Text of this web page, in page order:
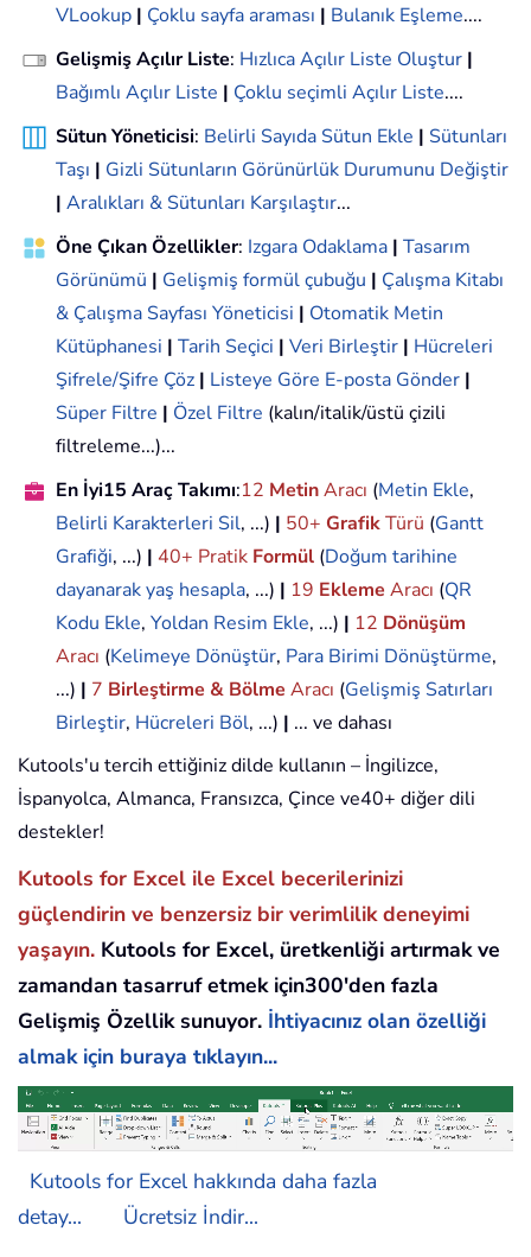
VLookup | Çoklu sayfa araması | Bulanık Eşleme....
Gelişmiş Açılır Liste: Hızlıca Açılır Liste Oluştur |
Bağımlı Açılır Liste | Çoklu seçimli Açılır Liste....
Sütun Yöneticisi: Belirli Sayıda Sütun Ekle | Sütunları
Taşı | Gizli Sütunların Görünürlük Durumunu Değiştir
| Aralıkları & Sütunları Karşılaştır...
Öne Çıkan Özellikler: Izgara Odaklama | Tasarım
Görünümü | Gelişmiş formül çubuğu | Çalışma Kitabı
& Çalışma Sayfası Yöneticisi | Otomatik Metin
Kütüphanesi | Tarih Seçici | Veri Birleştir | Hücreleri
Şifrele/Şifre Çöz | Listeye Göre E-posta Gönder |
Süper Filtre | Özel Filtre (kalın/italik/üstü çizili
filtreleme...)...
En İyi15 Araç Takımı:12 MetinAracı (Metin Ekle,
Belirli Karakterleri Sil, ...) | 50+ GrafikTürü (Gantt
Grafiği, ...) | 40+ Pratik Formül (Doğum tarihine
dayanarak yaş hesapla, ...) | 19 Ekleme Aracı (QR
Kodu Ekle, Yoldan Resim Ekle, ...) | 12 Dönüşüm
Aracı (Kelimeye Dönüştür, Para Birimi Dönüştürme,
...) | 7 Birleştirme & Bölme Aracı (Gelişmiş Satırları
Birleştir, Hücreleri Böl, ...) | ... ve dahası
Kutools'u tercih ettiğiniz dilde kullanın – İngilizce,
İspanyolca, Almanca, Fransızca, Çince ve40+ diğer dili
destekler!
Kutools for Excel ile Excel becerilerinizi
güçlendirin ve benzersiz bir verimlilik deneyimi
yaşayın. Kutools for Excel, üretkenliği artırmak ve
zamandan tasarruf etmek için300'den fazla
Gelişmiş Özellik sunuyor. İhtiyacınız olan özelliği
almak için buraya tıklayın...
Kutools for Excel hakkında daha fazla
detay...
Ücretsiz İndir...